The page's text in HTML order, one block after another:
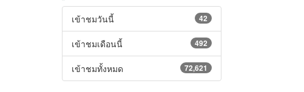
42
เข้าชมวันนี้
492
เข้าชมเดือนนี้
72,621
เข้าชมทั้งหมด